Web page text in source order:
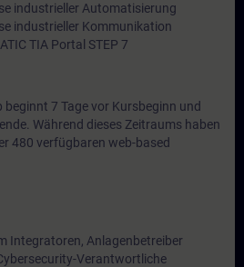
industrieller Automatisierung
industrieller Kommunikation
TIA Portal STEP 7
7 Tage vor Kursbeginn und
Während dieses Zeitraums haben
480 verfügbaren web-based
Integratoren, Anlagenbetreiber
Verantwortliche